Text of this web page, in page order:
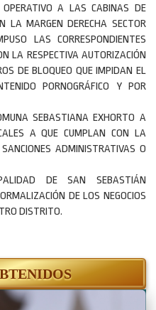
OPERATIVO A LAS CABINAS DE
LA MARGEN DERECHA SECTOR
LAS CORRESPONDIENTES
LA RESPECTIVA AUTORIZACIÓN
DE BLOQUEO QUE IMPIDAN EL
PORNOGRÁFICO Y POR
SEBASTIANA EXHORTO A
A QUE CUMPLAN CON LA
ADMINISTRATIVAS O
DE SAN SEBASTIÁN
DE LOS NEGOCIOS
DISTRITO.